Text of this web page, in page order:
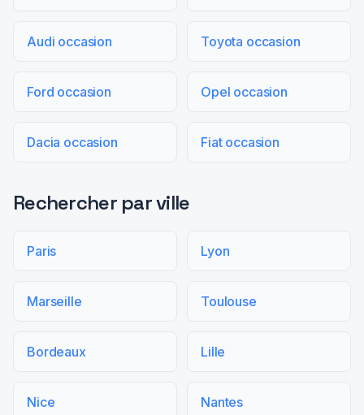
Audi occasion Toyota occasion
Ford occasion Opel occasion
Dacia occasion Fiat occasion
Rechercher par ville
Paris Lyon
Marseille Toulouse
Bordeaux Lille
Nice Nantes